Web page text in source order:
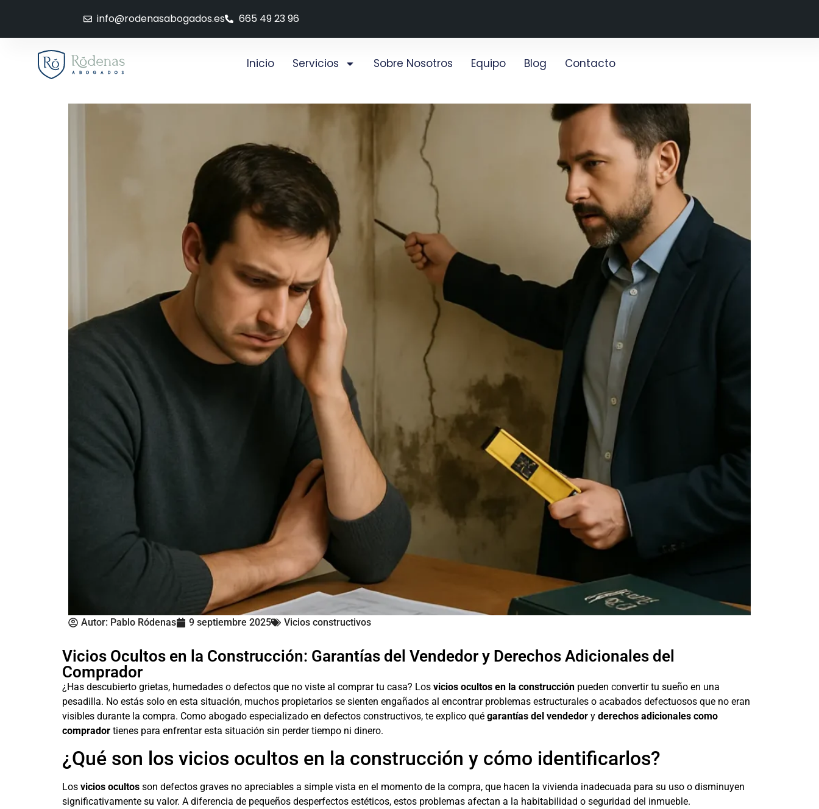
info@rodenasabogados.es 665 49 23 96
Inicio Servicios Sobre Nosotros Equipo Blog Contacto
Autor: Pablo Ródenas 9 septiembre 2025 Vicios constructivos
Vicios Ocultos en la Construcción: Garantías del Vendedor y Derechos Adicionales del
Comprador
¿Has descubierto grietas, humedades o defectos que no viste al comprar tu casa? Los vicios ocultos en la construcción pueden convertir tu sueño en una
pesadilla. No estás solo en esta situación, muchos propietarios se sienten engañados al encontrar problemas estructurales o acabados defectuosos que no eran
visibles durante la compra. Como abogado especializado en defectos constructivos, te explico qué garantías del vendedor y derechos adicionales como
comprador tienes para enfrentar esta situación sin perder tiempo ni dinero.
¿Qué son los vicios ocultos en la construcción y cómo identificarlos?
Los vicios ocultos son defectos graves no apreciables a simple vista en el momento de la compra, que hacen la vivienda inadecuada para su uso o disminuyen
significativamente su valor. A diferencia de pequeños desperfectos estéticos, estos problemas afectan a la habitabilidad o seguridad del inmueble.